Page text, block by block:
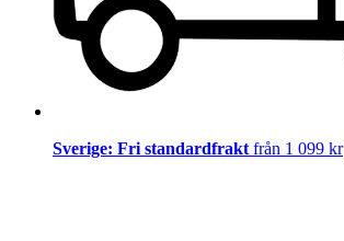
Sverige: Fri standardfrakt från 1 099 kr